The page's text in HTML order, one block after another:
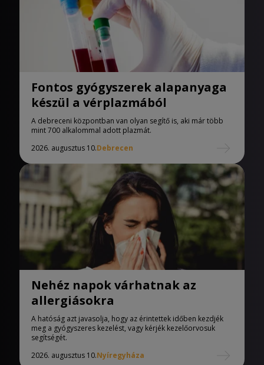
Fontos gyógyszerek alapanyaga
készül a vérplazmából
A debreceni központban van olyan segítő is, aki már több
mint 700 alkalommal adott plazmát.
2026. augusztus 10.Debrecen
Nehéz napok várhatnak az
allergiásokra
A hatóság azt javasolja, hogy az érintettek időben kezdjék
meg a gyógyszeres kezelést, vagy kérjék kezelőorvosuk
segítségét.
2026. augusztus 10.Nyíregyháza